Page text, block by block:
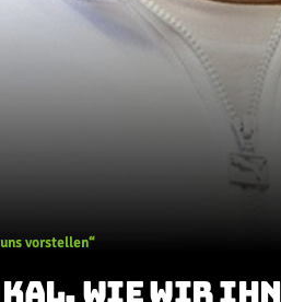
vorstellen“
WIE WIR